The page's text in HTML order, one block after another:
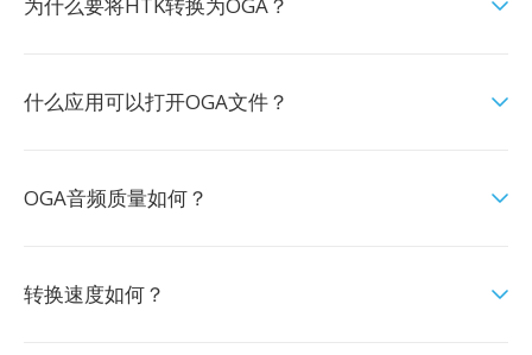
什么应用可以打开OGA文件？
OGA音频质量如何？
转换速度如何？